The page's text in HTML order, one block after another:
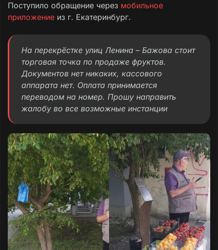
Поступило обращение через мобильное
приложение из г. Екатеринбург.
На перекрёстке улиц Ленина – Бажова стоит
торговая точка по продаже фруктов.
Документов нет никаких, кассового
аппарата нет. Оплата принимается
переводом на номер. Прошу направить
жалобу во все возможные инстанции